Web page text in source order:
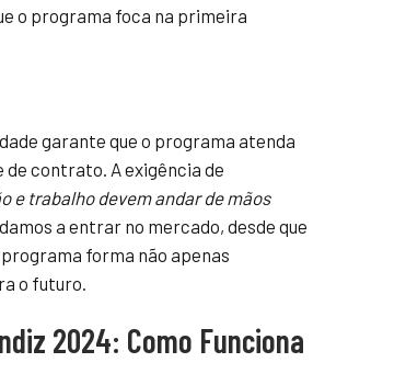
o programa foca na primeira
garante que o programa atenda
de contrato. A exigência de
e trabalho devem andar de mãos
a entrar no mercado, desde que
forma não apenas
o futuro.
2024: Como Funciona